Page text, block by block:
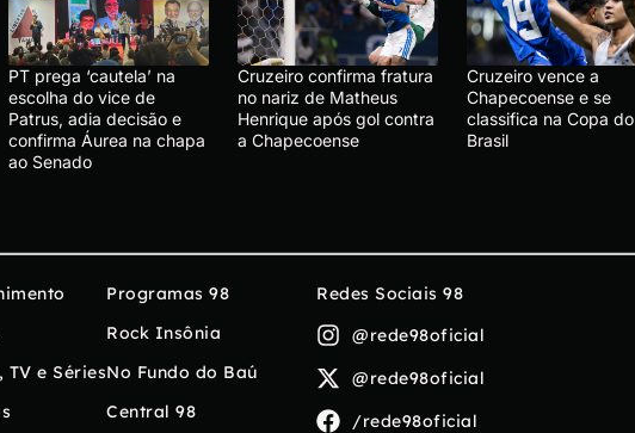
PT prega ‘cautela’ na
escolha do vice de
Patrus, adia decisão e
confirma Áurea na chapa
ao Senado
Cruzeiro confirma fratura
no nariz de Matheus
Henrique após gol contra
a Chapecoense
Cruzeiro vence a
Chapecoense e se
classifica na Copa do
Brasil
TV e Séries
Programas 98
Rock Insônia
No Fundo do Baú
Central 98
Redes Sociais 98
@rede98oficial
@rede98oficial
/rede98oficial